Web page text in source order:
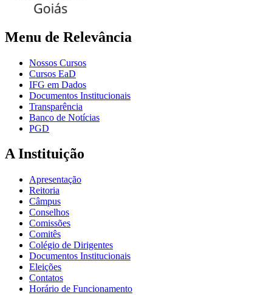
Menu de Relevância
Nossos Cursos
Cursos EaD
IFG em Dados
Documentos Institucionais
Transparência
Banco de Notícias
PGD
A Instituição
Apresentação
Reitoria
Câmpus
Conselhos
Comissões
Comitês
Colégio de Dirigentes
Documentos Institucionais
Eleições
Contatos
Horário de Funcionamento